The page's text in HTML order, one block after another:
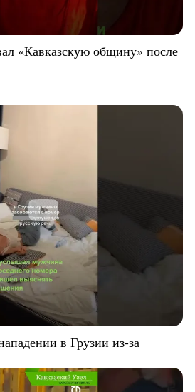
«Кавказскую общину» после
в Грузии из-за